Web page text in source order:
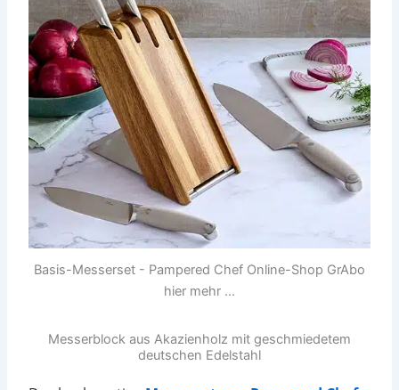
Basis-Messerset - Pampered Chef Online-Shop GrAbo
hier mehr ...
Messerblock aus Akazienholz mit geschmiedetem
deutschen Edelstahl